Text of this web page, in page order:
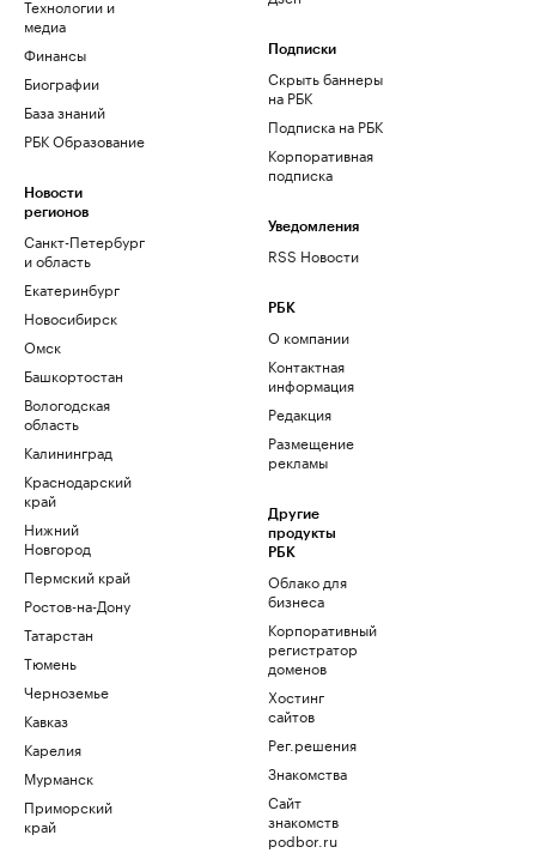
Технологии и
медиа
Финансы
Биографии
База знаний
РБК Образование
Новости
регионов
Санкт-Петербург
и область
Екатеринбург
Новосибирск
Омск
Башкортостан
Вологодская
область
Калининград
Краснодарский
край
Нижний
Новгород
Пермский край
Ростов-на-Дону
Татарстан
Тюмень
Черноземье
Кавказ
Карелия
Мурманск
Приморский
край
Подписки
Скрыть баннеры
на РБК
Подписка на РБК
Корпоративная
подписка
Уведомления
RSS Новости
РБК
О компании
Контактная
информация
Редакция
Размещение
рекламы
Другие
продукты
РБК
Облако для
бизнеса
Корпоративный
регистратор
доменов
Хостинг
сайтов
Рег.решения
Знакомства
Сайт
знакомств
podbor.ru